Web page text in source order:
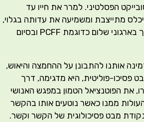
הפסלטיני. למרר את חייו עד
מתייצבת ומשמיעה את עדותה בגלוי,
יוצאת בקריאה לקהל הקוראות ולקהילה הבינלאומית לתמוך בארגוני שלום כדוגמת PCFF ובסיום
אותנו להתבונן על ההחמצה והיאוש,
פסיכו-פוליטית, היא מדגימה, דרך
את הפוטנציאל הטמון במפגש האנושי
ממנו כאשר נוטעים אותו בהקשר
מבט פסיכולוגית של הקשר וקשר.